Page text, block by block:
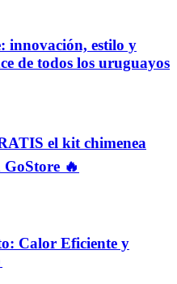
innovación, estilo y
de todos los uruguayos
el kit chimenea
🔥
Calor Eficiente y